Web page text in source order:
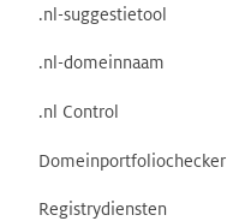
.nl-suggestietool
.nl-domeinnaam
.nl Control
Domeinportfoliochecker
Registrydiensten